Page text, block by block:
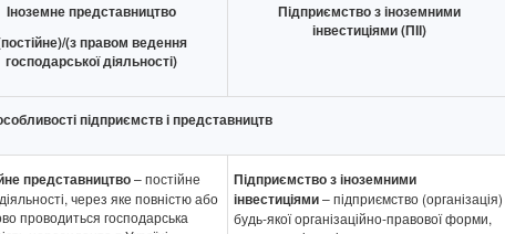
Іноземне представництво
(з правом ведення
господарської діяльності)
Підприємство з іноземними
інвестиціями (ПІІ)
підприємств і представництв
представництво– постійне
через яке повністю або
проводиться господарська
Підприємство з іноземними
інвестиціями– підприємство (організація)
будь-якої організаційно-правової форми,